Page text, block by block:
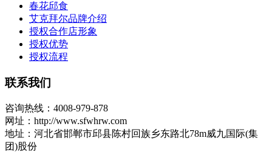
春花邱食
艾克拜尔品牌介绍
授权合作店形象
授权优势
授权流程
联系我们
咨询热线：4008-979-878
网址：http://www.sfwhrw.com
地址：河北省邯郸市邱县陈村回族乡东路北78m威九国际(集
团)股份